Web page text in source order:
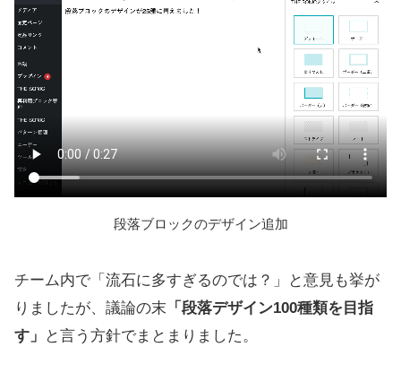
段落ブロックのデザイン追加
チーム内で「流石に多すぎるのでは？」と意見も挙が
りましたが、議論の末 「段落デザイン100種類を目指
す」
と言う方針でまとまりました。